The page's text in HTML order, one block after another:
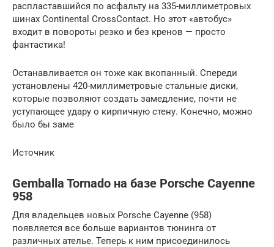
распластавшийся по асфальту на 335-миллиметровых
шинах Continental CrossContact. Но этот «автобус»
входит в повороты резко и без кренов — просто
фантастика!
Останавливается он тоже как вкопанный. Спереди
установлены 420-миллиметровые стальные диски,
которые позволяют создать замедление, почти не
уступающее удару о кирпичную стену. Конечно, можно
было бы заме
Источник
Gemballa Tornado на базе Porsche Cayenne
958
Для владельцев новых Porsche Cayenne (958)
появляется все больше вариантов тюнинга от
различных ателье. Теперь к ним присоединилось